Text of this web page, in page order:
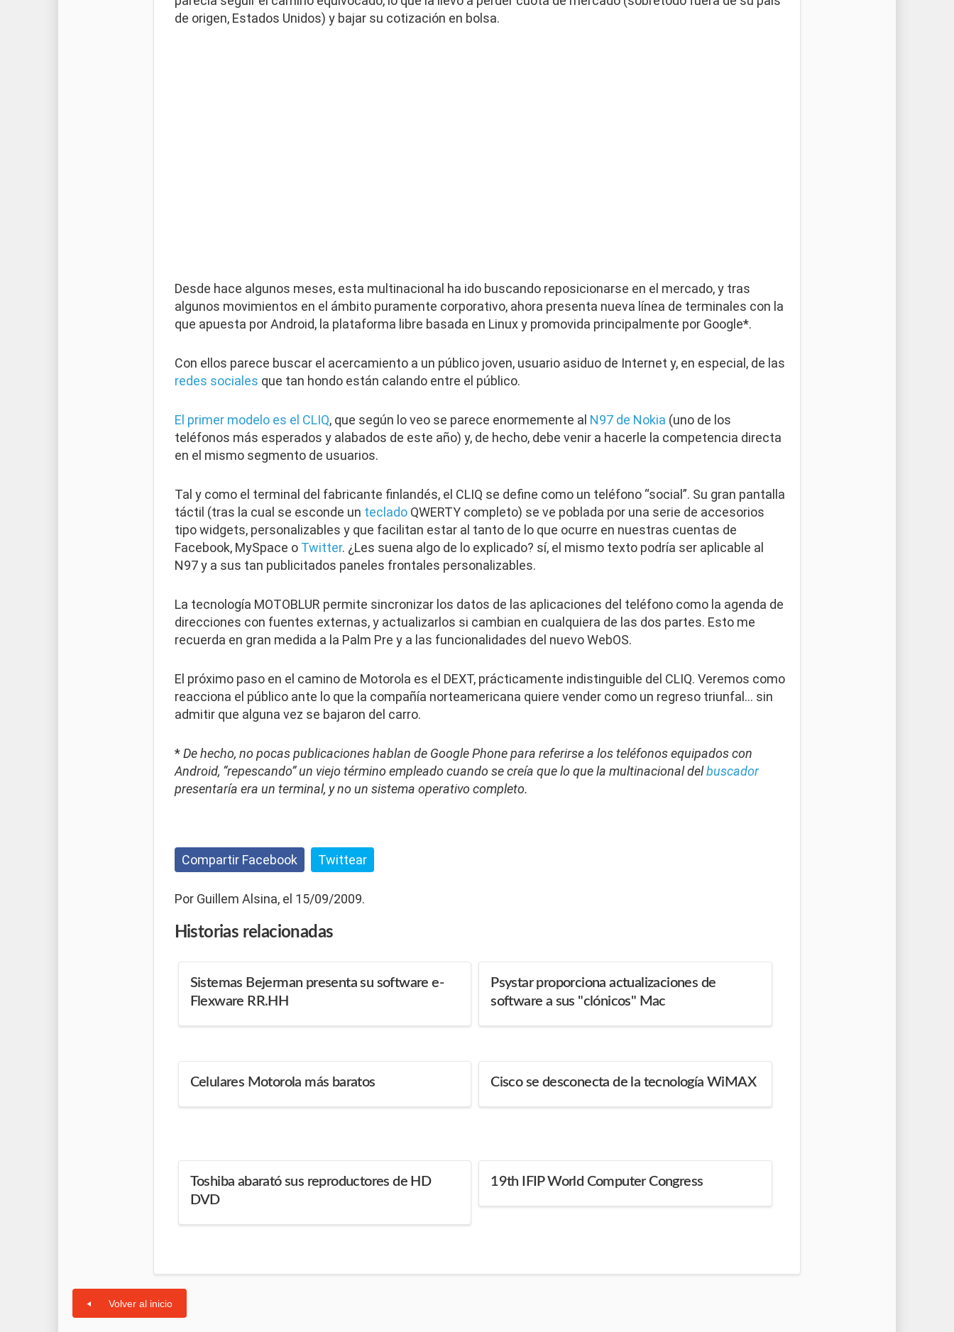
de origen, Estados Unidos) y bajar su cotización en bolsa.
Desde hace algunos meses, esta multinacional ha ido buscando reposicionarse en el mercado, y tras
algunos movimientos en el ámbito puramente corporativo, ahora presenta nueva línea de terminales con la
que apuesta por Android, la plataforma libre basada en Linux y promovida principalmente por Google*.
Con ellos parece buscar el acercamiento a un público joven, usuario asiduo de Internet y, en especial, de las
redes sociales que tan hondo están calando entre el público.
El primer modelo es el CLIQ, que según lo veo se parece enormemente al N97 de Nokia (uno de los
teléfonos más esperados y alabados de este año) y, de hecho, debe venir a hacerle la competencia directa
en el mismo segmento de usuarios.
Tal y como el terminal del fabricante finlandés, el CLIQ se define como un teléfono “social”. Su gran pantalla
táctil (tras la cual se esconde un tecladoQWERTY completo) se ve poblada por una serie de accesorios
tipo widgets, personalizables y que facilitan estar al tanto de lo que ocurre en nuestras cuentas de
Facebook, MySpace o Twitter. ¿Les suena algo de lo explicado? sí, el mismo texto podría ser aplicable al
N97 y a sus tan publicitados paneles frontales personalizables.
La tecnología MOTOBLUR permite sincronizar los datos de las aplicaciones del teléfono como la agenda de
direcciones con fuentes externas, y actualizarlos si cambian en cualquiera de las dos partes. Esto me
recuerda en gran medida a la Palm Pre y a las funcionalidades del nuevo WebOS.
El próximo paso en el camino de Motorola es el DEXT, prácticamente indistinguible del CLIQ. Veremos como
reacciona el público ante lo que la compañía norteamericana quiere vender como un regreso triunfal… sin
admitir que alguna vez se bajaron del carro.
*De hecho, no pocas publicaciones hablan de Google Phone para referirse a los teléfonos equipados con
Android, “repescando” un viejo término empleado cuando se creía que lo que la multinacional delbuscador
presentaría era un terminal, y no un sistema operativo completo.
Compartir Facebook Twittear
Por Guillem Alsina, el 15/09/2009.
Historias relacionadas
Sistemas Bejerman presenta su software e-
Flexware RR.HH
Psystar proporciona actualizaciones de
software a sus "clónicos" Mac
Celulares Motorola más baratos Cisco se desconecta de la tecnología WiMAX
Toshiba abarató sus reproductores de HD
DVD
19th IFIP World Computer Congress
Volver al inicio